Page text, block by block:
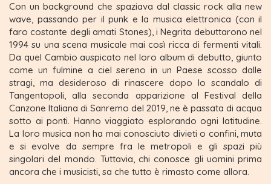
Con un background che spaziava dal classic rock alla new
wave, passando per il punk e la musica elettronica (con il
faro costante degli amati Stones), i Negrita debuttarono nel
1994 su una scena musicale mai così ricca di fermenti vitali.
Da quel Cambio auspicato nel loro album di debutto, giunto
come un fulmine a ciel sereno in un Paese scosso dalle
stragi, ma desideroso di rinascere dopo lo scandalo di
Tangentopoli, alla seconda apparizione al Festival della
Canzone Italiana di Sanremo del 2019, ne è passata di acqua
sotto ai ponti. Hanno viaggiato esplorando ogni latitudine.
La loro musica non ha mai conosciuto divieti o confini, muta
e si evolve da sempre fra le metropoli e gli spazi più
singolari del mondo. Tuttavia, chi conosce gli uomini prima
ancora che i musicisti, sa che tutto è rimasto come allora.